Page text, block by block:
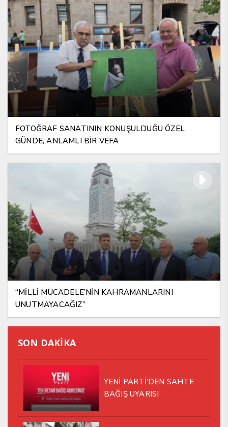
FOTOĞRAF SANATININ KONUŞULDUĞU ÖZEL
GÜNDE, ANLAMLI BİR VEFA
“MİLLİ MÜCADELE’NİN KAHRAMANLARINI
UNUTMAYACAĞIZ”
SON DAKİKA
YENİ PARTİ’DEN SAHTE
BAĞIŞ UYARISI